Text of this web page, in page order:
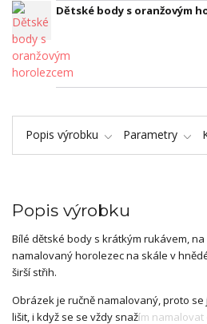
Dětské body s oranžovým
Popis výrobku Parametry
Popis výrobku
Bílé dětské body s krátkým rukávem,
namalovaný horolezec na skále v
širší střih.
Obrázek je ručně namalovaný, proto
lišit, i když se se vždy snažím